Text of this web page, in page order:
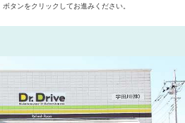
タンをクリックしてお進みください。